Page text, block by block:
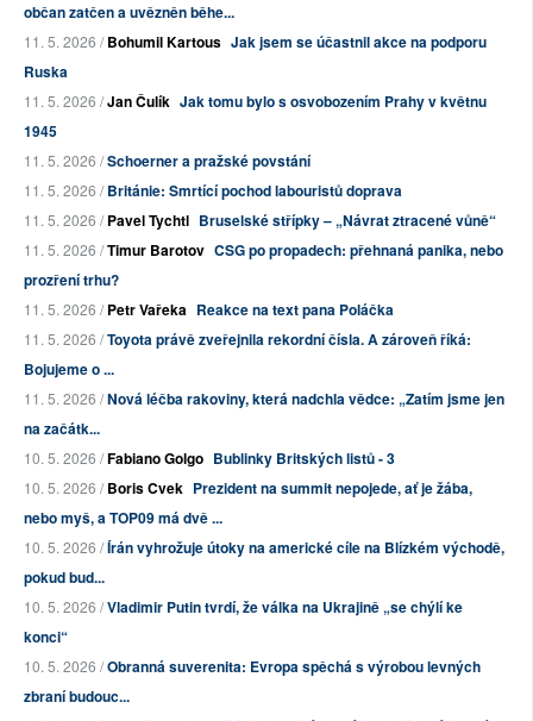
občan zatčen a uvězněn běhe...
11. 5. 2026 /Bohumil Kartous Jak jsem se účastnil akce na podporu
Ruska
11. 5. 2026 /Jan Čulík Jak tomu bylo s osvobozením Prahy v květnu
1945
11. 5. 2026 /Schoerner a pražské povstání
11. 5. 2026 /Británie: Smrtící pochod labouristů doprava
11. 5. 2026 /Pavel Tychtl Bruselské střípky – „Návrat ztracené vůně“
11. 5. 2026 /Timur Barotov CSG po propadech: přehnaná panika, nebo
prozření trhu?
11. 5. 2026 /Petr Vařeka Reakce na text pana Poláčka
11. 5. 2026 /Toyota právě zveřejnila rekordní čísla. A zároveň říká:
Bojujeme o ...
11. 5. 2026 /Nová léčba rakoviny, která nadchla vědce: „Zatím jsme jen
na začátk...
10. 5. 2026 /Fabiano Golgo Bublinky Britských listů - 3
10. 5. 2026 /Boris Cvek Prezident na summit nepojede, ať je žába,
nebo myš, a TOP09 má dvě ...
10. 5. 2026 /Írán vyhrožuje útoky na americké cíle na Blízkém východě,
pokud bud...
10. 5. 2026 /Vladimir Putin tvrdí, že válka na Ukrajině „se chýlí ke
konci“
10. 5. 2026 /Obranná suverenita: Evropa spěchá s výrobou levných
zbraní budouc...